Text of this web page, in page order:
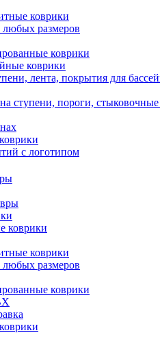
коврики
любых размеров
коврики
коврики
лента, покрытия для
ступени, пороги,
с логотипом
коврики
коврики
любых размеров
коврики